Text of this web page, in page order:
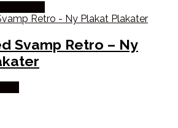
Svamp Retro – Ny